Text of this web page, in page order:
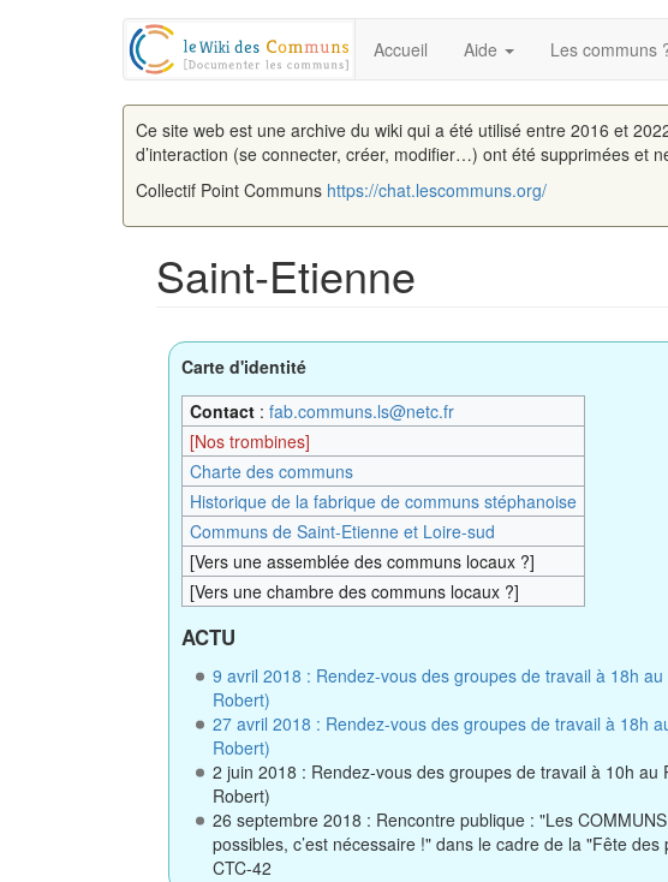
Accueil Aide Les communs
Ce site web est une archive du wiki qui a été utilisé entre 2016 et
d’interaction (se connecter, créer, modifier…) ont été supprimées et
Collectif Point Communs https://chat.lescommuns.org/
Saint-Etienne
Carte d'identité
Contact: fab.communs.ls@netc.fr
[Nos trombines]
Charte des communs
Historique de la fabrique de communs stéphanoise
Communs de Saint-Etienne et Loire-sud
[Vers une assemblée des communs locaux ?]
[Vers une chambre des communs locaux ?]
ACTU
9 avril 2018 : Rendez-vous des groupes de travail à 18h
Robert)
27 avril 2018 : Rendez-vous des groupes de travail à 18h
Robert)
2 juin 2018 : Rendez-vous des groupes de travail à 10h au
Robert)
26 septembre 2018 : Rencontre publique : "Les
possibles, c’est nécessaire !" dans le cadre de la "Fête des
CTC-42